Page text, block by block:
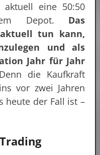
eine 50:50
Depot. Das
tun kann,
und als
Jahr für Jahr
die Kaufkraft
vor zwei Jahren
heute der Fall ist –